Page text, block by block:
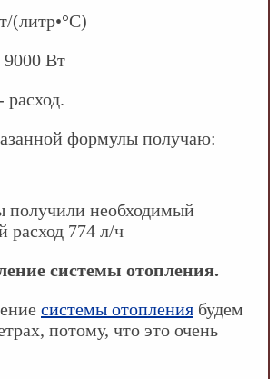
(литр•°С)
Вт
расход.
формулы получаю:
необходимый
774 л/ч
системы отопления.
системы отопления будем
потому, что это очень